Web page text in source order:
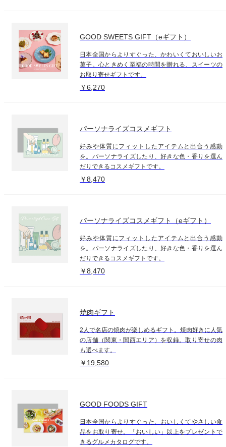
GOOD SWEETS GIFT（eギフト）
日本全国からよりすぐった、かわいくておいしいお
菓子。心ときめく至福の時間を贈れる、スイーツの
お取り寄せギフトです。
￥6,270
パーソナライズコスメギフト
好みや体質にフィットしたアイテムと出合う感動
を。パーソナライズしたり、好きな色・香りを選ん
だりできるコスメギフトです。
￥8,470
パーソナライズコスメギフト（eギフト）
好みや体質にフィットしたアイテムと出合う感動
を。パーソナライズしたり、好きな色・香りを選ん
だりできるコスメギフトです。
￥8,470
焼肉ギフト
2人で名店の焼肉が楽しめるギフト。焼肉好きに人気
の店舗（関東・関西エリア）を収録。取り寄せの肉
も選べます。
￥19,580
GOOD FOODS GIFT
日本全国からよりすぐった、おいしくてやさしい食
品をお取り寄せ。「おいしい」以上をプレゼントで
きるグルメカタログです。